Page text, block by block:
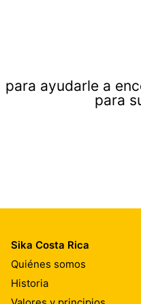
para ayudarle a
para
Sika Costa Rica
Quiénes somos
Historia